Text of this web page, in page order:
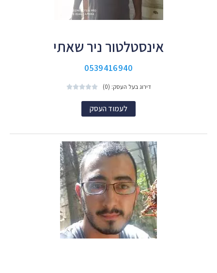
אינסטלטור ניר שאתי
0539416940
דירוג בעל העסק: (0) 




לעמוד העסק